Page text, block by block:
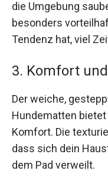
die Umgebung
besonders
Tendenz hat, viel
3. Komfort
Der weiche,
Hundematten
Komfort. Die
dass sich dein
dem Pad verweilt.